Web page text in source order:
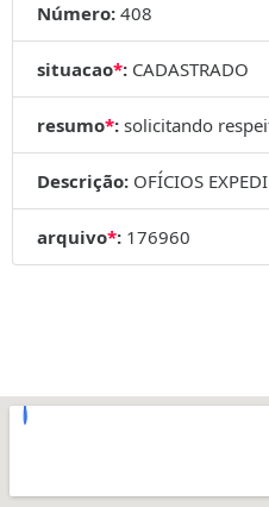
Número: 408
situacao*: CADASTRADO
resumo*: solicitando
Descrição: OFÍCIOS
arquivo*: 176960